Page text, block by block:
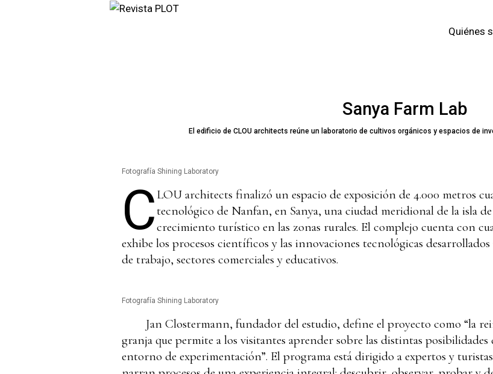
Quiénes
Sanya Farm Lab
El edificio de CLOU architects reúne un laboratorio de cultivos orgánicos y espacios de
Fotografía Shining Laboratory
C LOU architects finalizó un espacio de exposición de 4.000 metros
tecnológico de Nanfan, en Sanya, una ciudad meridional de la isla
crecimiento turístico en las zonas rurales. El complejo cuenta con
exhibe los procesos científicos y las innovaciones tecnológicas
de trabajo, sectores comerciales y educativos.
Fotografía Shining Laboratory
Jan Clostermann, fundador del estudio, define el proyecto como “la
granja que permite a los visitantes aprender sobre las distintas
entorno de experimentación”. El programa está dirigido a expertos y